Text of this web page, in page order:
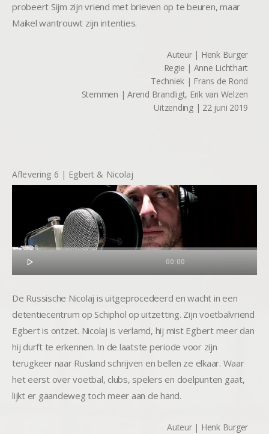
probeert Sijm zijn vriend met brieven op te beuren, maar
Maikel wantrouwt zijn intenties.
Auteur | Henk Burger
Regie | Anne Lichthart
Techniek | Frans de Rond
Stemmen | Arend Brandligt, Erik van Welzen
Uitzending | 22 juni 2019
Aflevering 6 | Egbert & Nicolaj
 00:00
De Russische Nicolaj is uitgeprocedeerd en wacht in een
detentiecentrum op Schiphol op uitzetting. Zijn voetbalvriend
Egbert is ontzet. Nicolaj is verlamd, hij mist Egbert meer dan
hij durft te erkennen. In de laatste periode voor zijn
terugkeer naar Rusland schrijven en bellen ze elkaar. Waar
het eerst over voetbal, clubs, spelers en doelpunten gaat,
lijkt er gaandeweg toch meer aan de hand.
Auteur | Henk Burger